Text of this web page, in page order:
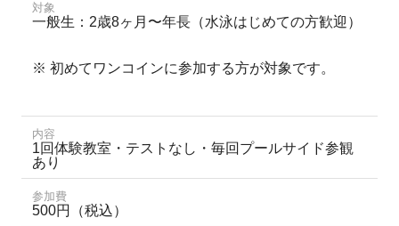
対象
一般生：2歳8ヶ月〜年長（水泳はじめての方歓迎）
※ 初めてワンコインに参加する方が対象です。
内容
1回体験教室・テストなし・毎回プールサイド参観
あり
参加費
500円（税込）